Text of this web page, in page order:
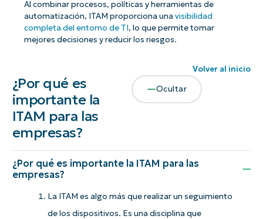
Al combinar procesos, políticas y herramientas de
automatización, ITAM proporciona una visibilidad
completa del entorno de TI, lo que permite tomar
mejores decisiones y reducir los riesgos.
Volver al inicio
¿Por qué es
importante la
ITAM para las
empresas?
Ocultar
¿Por qué es importante la ITAM para las
empresas?
La ITAM es algo más que realizar un seguimiento
de los dispositivos. Es una disciplina que